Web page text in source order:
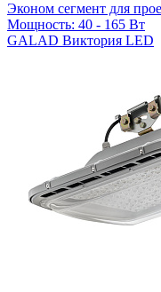
Эконом сегмент для
Мощность: 40 - 165 Вт
GALAD Виктория LED